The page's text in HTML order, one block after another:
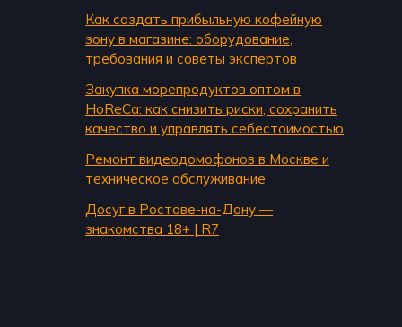
Как создать прибыльную кофейную
зону в магазине: оборудование,
требования и советы экспертов
Закупка морепродуктов оптом в
HoReCa: как снизить риски, сохранить
качество и управлять себестоимостью
Ремонт видеодомофонов в Москве и
техническое обслуживание
Досуг в Ростове-на-Дону —
знакомства 18+ | R7